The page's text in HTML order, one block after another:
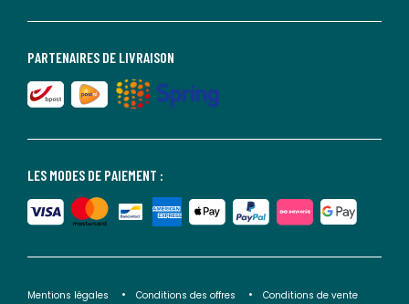
LES MODES DE PAIEMENT :
PARTENAIRES DE LIVRAISON
Mentions légales Conditions des offres Conditions de vente